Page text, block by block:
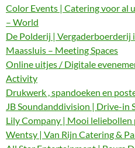
Color Events | Catering voor al
– World
De Polderij | Vergaderboerderij
Maassluis – Meeting Spaces
Online uitjes / Digitale
Activity
Drukwerk , spandoeken en
JB Soundanddivision | Drive-in
Lily Company | Mooi
Wentsy | Van Rijn Catering &